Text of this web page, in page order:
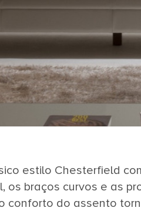
estilo Chesterfield
braços curvos e as
conforto do assento